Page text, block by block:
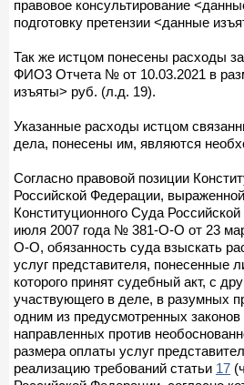
правовое консультирование
подготовку претензии <данные
Так же истцом понесены расходы
ФИО3 Отчета № от 10.03.2021 в
изъяты> руб. (л.д. 19).
Указанные расходы истцом
дела, понесены им, являются
Согласно правовой позиции
Российской Федерации,
Конституционного Суда
июля 2007 года № 381-О-О от 23
О-О, обязанность суда взыскать
услуг представителя, понесенные
которого принят судебный акт, с
участвующего в деле, в разумных
одним из предусмотренных
направленных против
размера оплаты услуг
реализацию требований статьи 17